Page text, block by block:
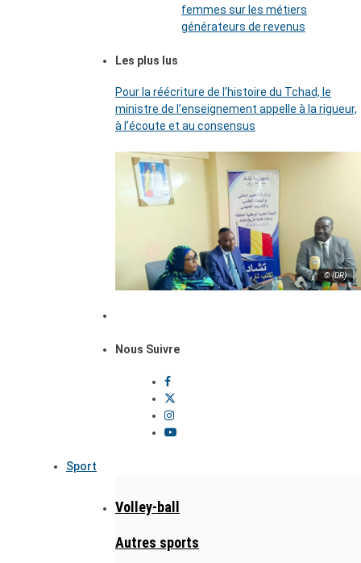
femmes sur les métiers
générateurs de revenus
Les plus lus
Pour la réécriture de l’histoire du Tchad, le
ministre de l’enseignement appelle à la rigueur,
à l’écoute et au consensus
© (DR)
Nous Suivre
Sport
Volley-ball
Autres sports